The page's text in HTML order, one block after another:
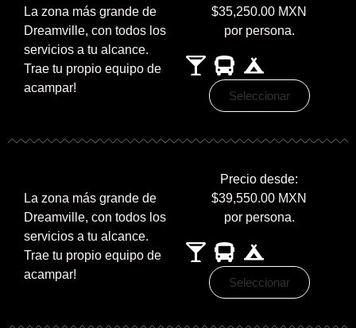
La zona más grande de
Dreamville, con todos los
servicios a tu alcance.
Trae tu propio equipo de
acampar!
$35,250.00 MXN
por persona.
Seleccionar
La zona más grande de
Dreamville, con todos los
servicios a tu alcance.
Trae tu propio equipo de
acampar!
Precio desde:
$39,550.00 MXN
por persona.
Seleccionar